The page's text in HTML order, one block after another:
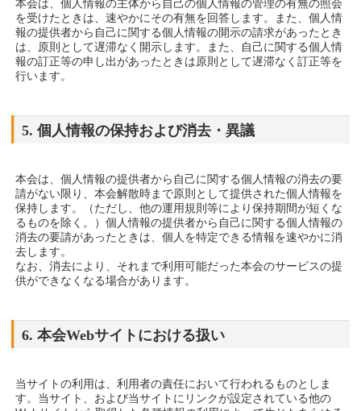
本会は、個人情報の主体から自己の個人情報の管理の有無の照会
を受けたときは、速やかにその有無を回答します。また、個人情
報の提供者から自己に関する個人情報の開示の請求があったとき
は、原則として遅滞なく開示します。また、自己に関する個人情
報の訂正等の申し出があったときは原則として遅滞なく訂正等を
行います。
5. 個人情報の保持および消去・異議
本会は、個人情報の提供者から自己に関する個人情報の消去の要
請がない限り、本会解散時まで原則として提供された個人情報を
保持します。（ただし、他の運用規則等により保持期間が短くな
るものを除く。）個人情報の提供者から自己に関する個人情報の
消去の要請があったときは、個人を特定できる情報を速やかに消
去します。
なお、消去により、それまで利用可能だった本会のサービスの提
供ができなくなる場合があります。
6. 本会Webサイトにおける扱い
当サイトの利用は、利用者の責任において行われるものとしま
す。当サイト、および当サイトにリンクが設定されている他の